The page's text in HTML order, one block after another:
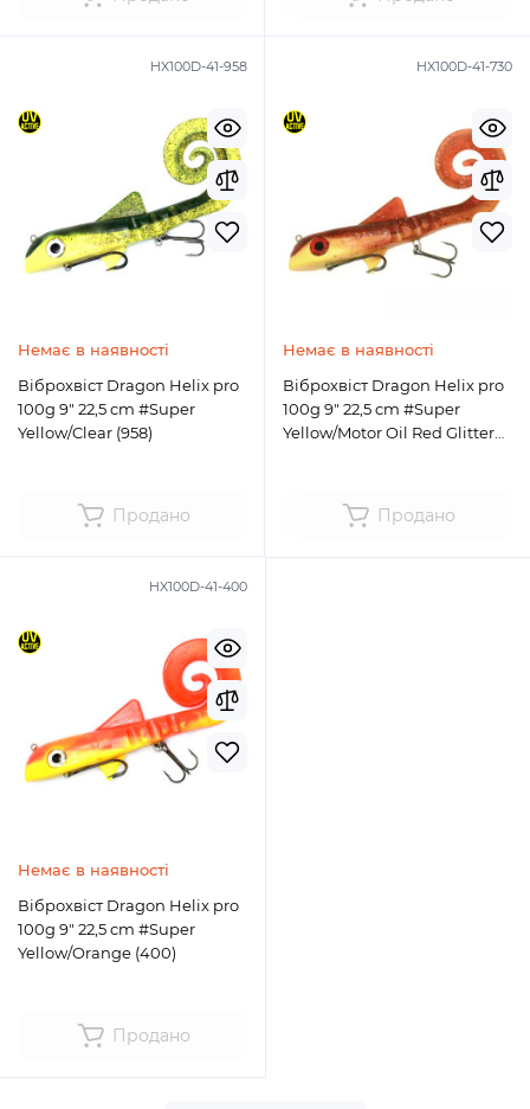
HX100D-41-958
Немає в наявності
Віброхвіст Dragon Helix pro
100g 9" 22,5 cm #Super
Yellow/Clear (958)
Продано
HX100D-41-730
Немає в наявності
Віброхвіст Dragon Helix pro
100g 9" 22,5 cm #Super
Yellow/Motor Oil Red Glitter
Продано
HX100D-41-400
Немає в наявності
Віброхвіст Dragon Helix pro
100g 9" 22,5 cm #Super
Yellow/Orange (400)
Продано